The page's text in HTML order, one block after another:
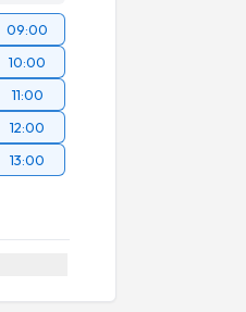
09:00
10:00
11:00
12:00
13:00